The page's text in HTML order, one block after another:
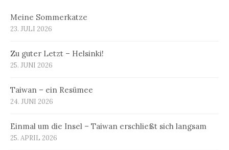
Meine Sommerkatze
23. JULI 2026
Zu guter Letzt – Helsinki!
25. JUNI 2026
Taiwan – ein Resümee
24. JUNI 2026
Einmal um die Insel – Taiwan erschließt sich langsam
25. APRIL 2026